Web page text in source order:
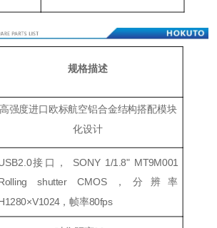
规格描述
高强度进口欧标航空铝合金结构搭配模块
化设计
接口， SONY 1/1.8" MT9M001
Rolling shutter CMOS，分辨率
，帧率80fps